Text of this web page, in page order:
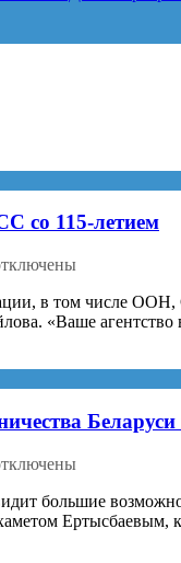
со 115-летием
в том числе ООН,
«Ваше
большие